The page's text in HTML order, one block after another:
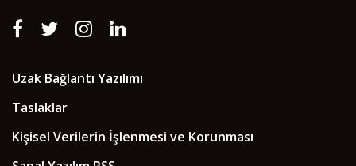
Uzak Bağlantı Yazılımı
Taslaklar
Kişisel Verilerin İşlenmesi ve Korunması